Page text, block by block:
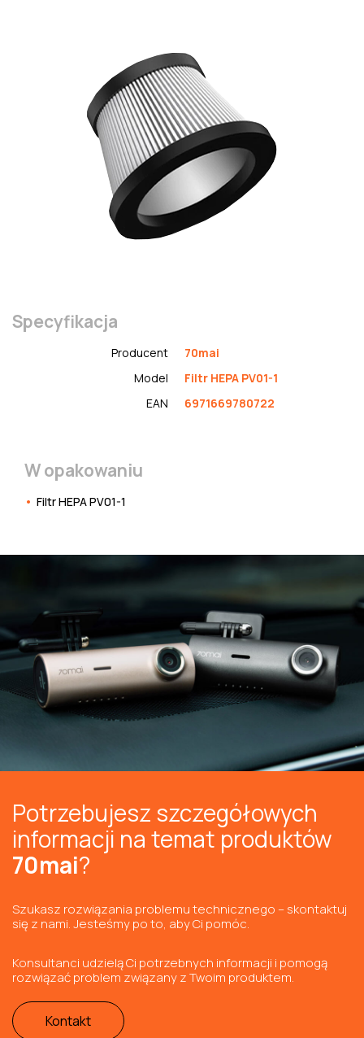
Specyfikacja
Producent
70mai
Model
Filtr HEPA PV01-1
EAN
6971669780722
W opakowaniu
Filtr HEPA PV01-1
Potrzebujesz szczegółowych
informacji na temat produktów
70mai?
Szukasz rozwiązania problemu technicznego – skontaktuj
się z nami. Jesteśmy po to, aby Ci pomóc.
Konsultanci udzielą Ci potrzebnych informacji i pomogą
rozwiązać problem związany z Twoim produktem.
Kontakt